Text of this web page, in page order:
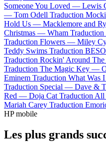
Someone You Loved — Lewis
— Tom Odell Traduction
Hold Us — Macklemore and
Christmas — Wham
Traduction Flowers — Miley
Teddy Swims Traduction
Traduction Rockin' Around
Traduction The Magic Key —
Eminem Traduction What Was
Traduction Special — Dave &
Red — Doja Cat Traduction
Mariah Carey Traduction
HP mobile
Les plus grands